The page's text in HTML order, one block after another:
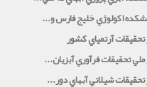
اکولوژي خليج فارس و...
آرتمياي کشور
تحقيقات فرآوري آبزيان...
شيلاتي آبهاي دور...